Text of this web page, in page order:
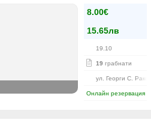
8.00€
15.65лв
19.10
19 грабнати
ул. Георги С.
Онлайн резервация